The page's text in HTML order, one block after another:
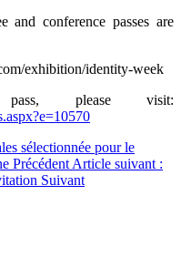
and conference passes are
exhibition/identity-week
please visit:
sélectionnée pour le
Précédent Article suivant :
Suivant